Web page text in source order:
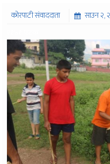
कोरपाटी संवाददाता साउन २,